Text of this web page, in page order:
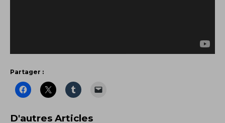
Partager :
D'autres Articles